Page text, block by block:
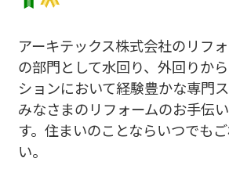
アーキテックス株式会社のリフ
の部門として水回り、外回りか
ションにおいて経験豊かな専門
みなさまのリフォームのお手伝
す。住まいのことならいつでも
い。